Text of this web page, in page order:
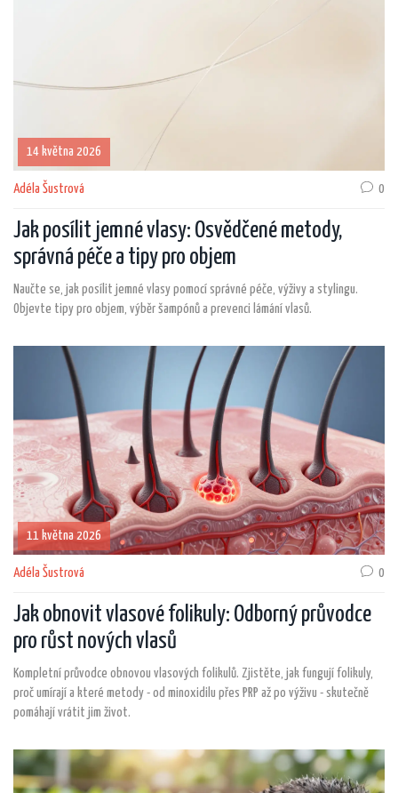
14 května 2026
Adéla Šustrová 0
Jak posílit jemné vlasy: Osvědčené metody,
správná péče a tipy pro objem
Naučte se, jak posílit jemné vlasy pomocí správné péče, výživy a stylingu.
Objevte tipy pro objem, výběr šampónů a prevenci lámání vlasů.
11 května 2026
Adéla Šustrová 0
Jak obnovit vlasové folikuly: Odborný průvodce
pro růst nových vlasů
Kompletní průvodce obnovou vlasových folikulů. Zjistěte, jak fungují folikuly,
proč umírají a které metody - od minoxidilu přes PRP až po výživu - skutečně
pomáhají vrátit jim život.